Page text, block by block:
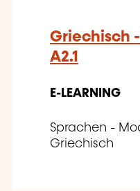
Griechisch
A2.1
E-LEARNING
Sprachen -
Griechisch